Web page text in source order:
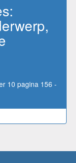
10 pagina 156 -